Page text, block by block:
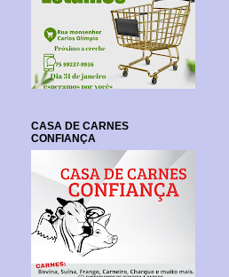
CASA DE CARNES
CONFIANÇA